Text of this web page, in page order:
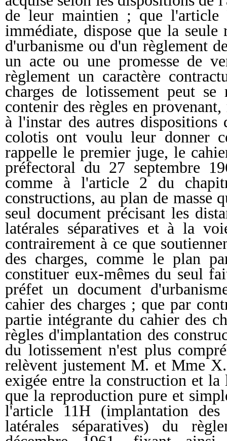
de leur maintien ; que l'article
immédiate, dispose que la
d'urbanisme ou d'un règlement
un acte ou une promesse de
règlement un caractère
charges de lotissement peut
contenir des règles en
à l'instar des autres
colotis ont voulu leur donner
rappelle le premier juge, le
préfectoral du 27 septembre
comme à l'article 2 du
constructions, au plan de masse
seul document précisant les
latérales séparatives et à la
contrairement à ce que
des charges, comme le plan
constituer eux-mêmes du seul
préfet un document
cahier des charges ; que par
partie intégrante du cahier des
règles d'implantation des
du lotissement n'est plus
relèvent justement M. et Mme
exigée entre la construction et
que la reproduction pure et
l'article 11H (implantation
latérales séparatives) du